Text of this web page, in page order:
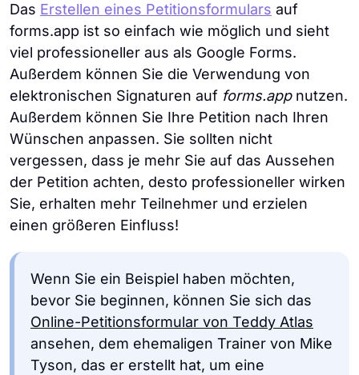
Das Erstellen eines Petitionsformulars auf
forms.app ist so einfach wie möglich und sieht
viel professioneller aus als Google Forms.
Außerdem können Sie die Verwendung von
elektronischen Signaturen auf forms.appnutzen.
Außerdem können Sie Ihre Petition nach Ihren
Wünschen anpassen. Sie sollten nicht
vergessen, dass je mehr Sie auf das Aussehen
der Petition achten, desto professioneller wirken
Sie, erhalten mehr Teilnehmer und erzielen
einen größeren Einfluss!
Wenn Sie ein Beispiel haben möchten,
bevor Sie beginnen, können Sie sich das
Online-Petitionsformular von Teddy Atlas
ansehen, dem ehemaligen Trainer von Mike
Tyson, das er erstellt hat, um eine